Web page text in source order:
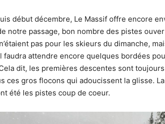
début décembre, Le Massif offre encore
notre passage, bon nombre des pistes
pas pour les skieurs du dimanche,
faudra attendre encore quelques bordées
dit, les premières descentes sont
ces gros flocons qui adoucissent la glisse.
été les pistes coup de coeur.